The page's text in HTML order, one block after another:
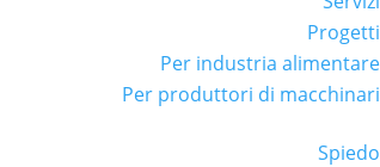
Progetti
Per industria alimentare
Per produttori di macchinari
Spiedo